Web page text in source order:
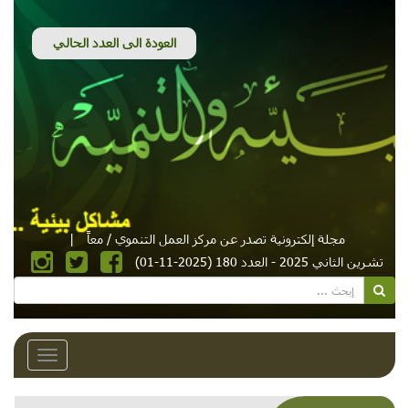
مجلة إلكترونية تصدر عن مركز العمل التنموي / معاً
|
تشرين الثاني 2025 - العدد 180 (2025-11-01)
Toggle